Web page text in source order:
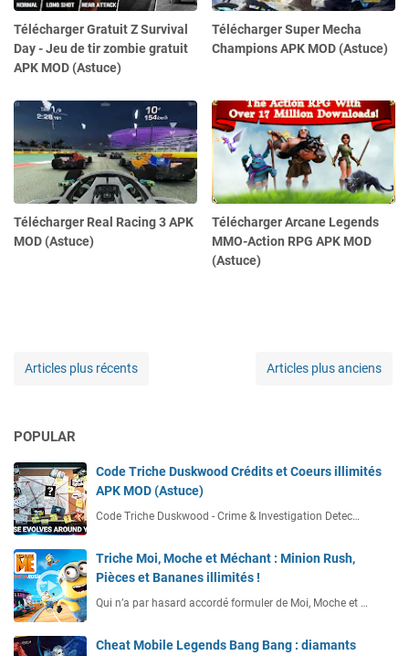
Télécharger Gratuit Z Survival
Day - Jeu de tir zombie gratuit
APK MOD (Astuce)
Télécharger Super Mecha
Champions APK MOD (Astuce)
Télécharger Real Racing 3 APK
MOD (Astuce)
Télécharger Arcane Legends
MMO-Action RPG APK MOD
(Astuce)
Articles plus récents Articles plus anciens
POPULAR
Code Triche Duskwood Crédits et Coeurs illimités
APK MOD (Astuce)
Code Triche Duskwood - Crime & Investigation Detec…
Triche Moi, Moche et Méchant : Minion Rush,
Pièces et Bananes illimités !
Qui n’a par hasard accordé formuler de Moi, Moche et …
Cheat Mobile Legends Bang Bang : diamants